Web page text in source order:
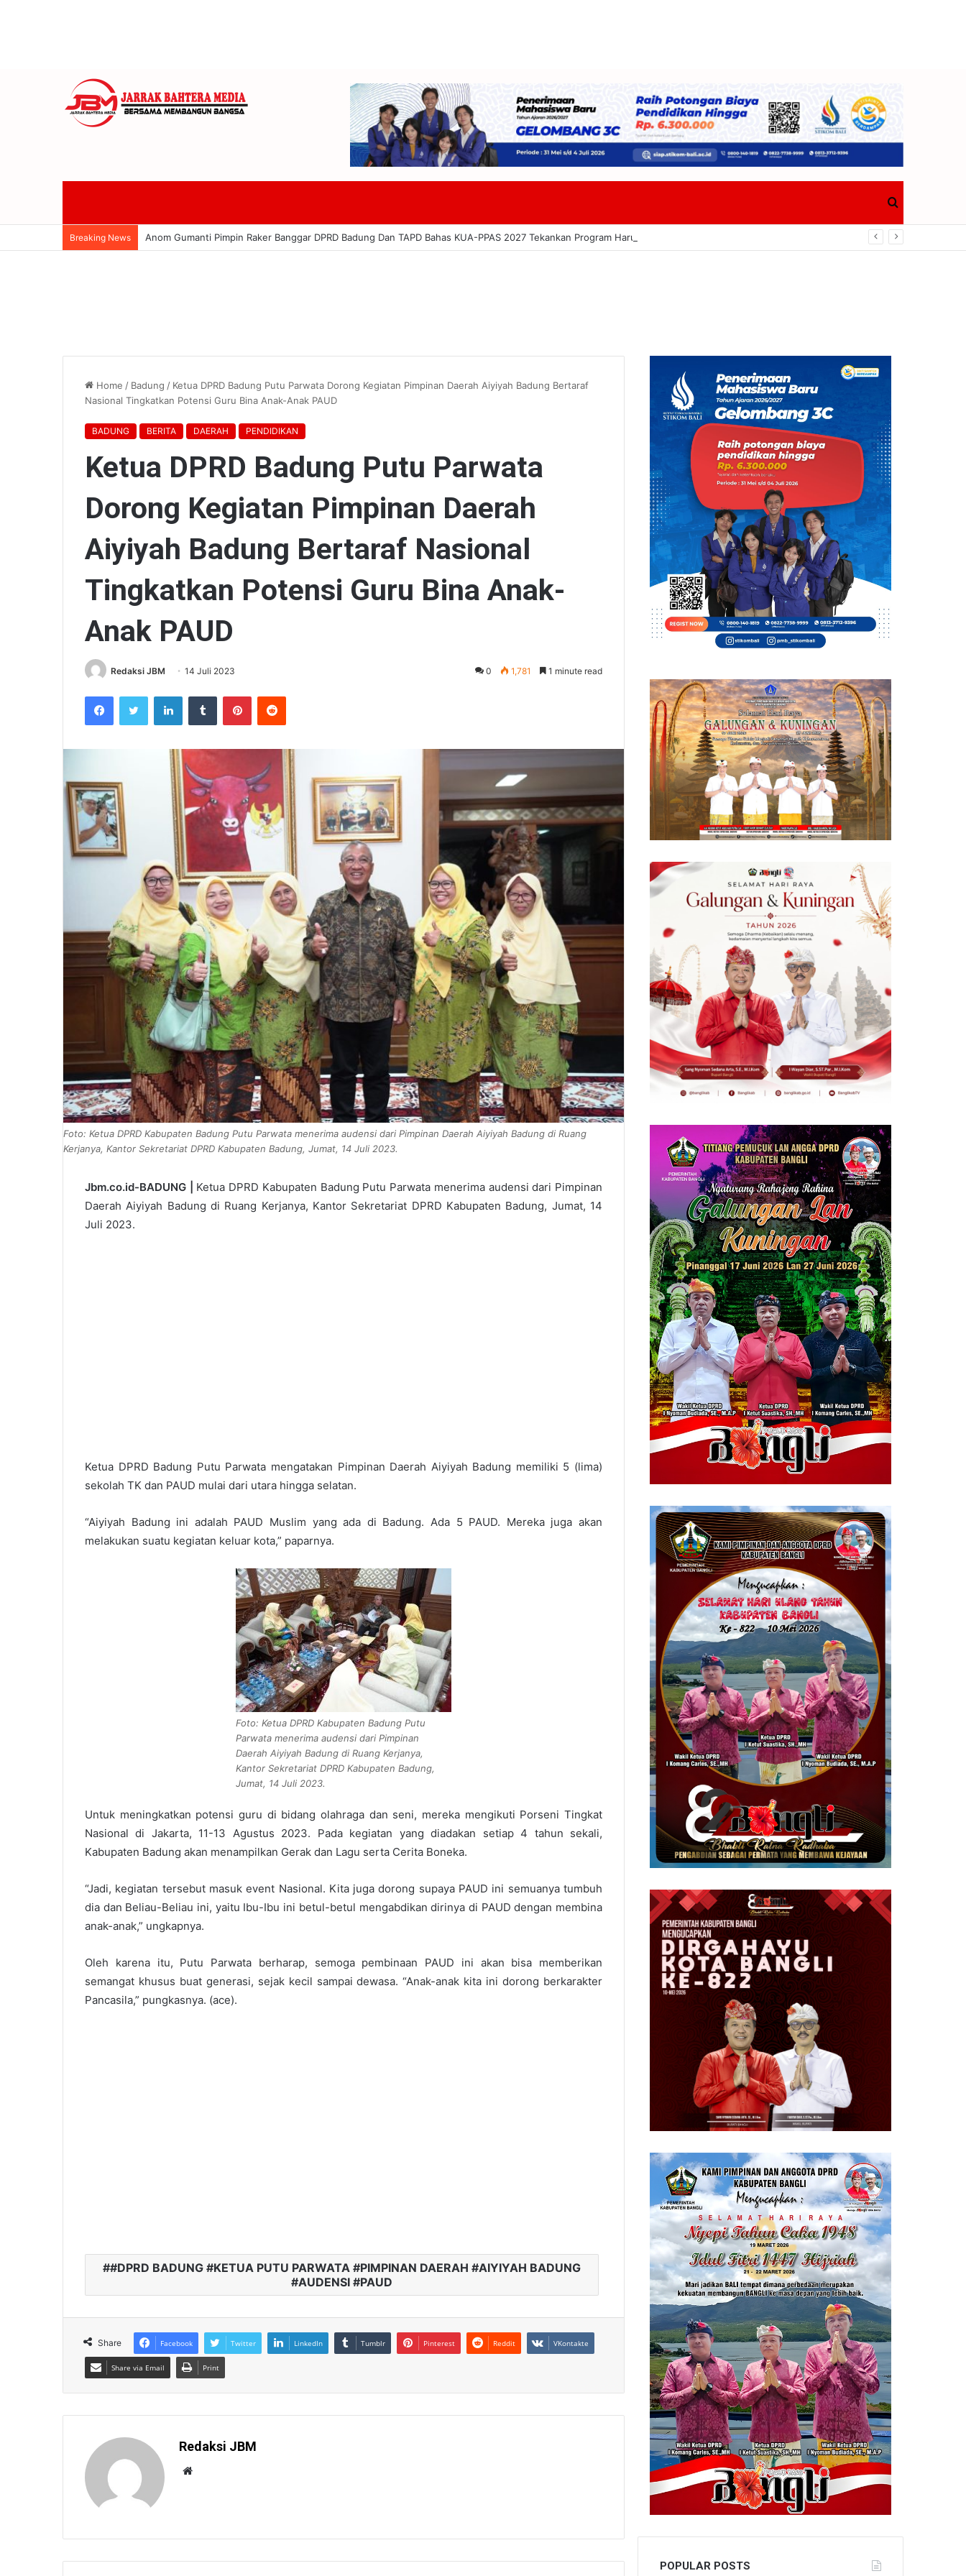
for
Breaking News Anom Gumanti Pimpin Raker Banggar DPRD Badung Dan TAPD Bahas KUA-PPAS 2027 Tekankan Program Harus Berdampak Nyata Bagi Masyarakat
Home / Badung / Ketua DPRD Badung Putu Parwata Dorong Kegiatan Pimpinan Daerah Aiyiyah Badung Bertaraf
Nasional Tingkatkan Potensi Guru Bina Anak-Anak PAUD
BADUNG BERITA DAERAH PENDIDIKAN
Ketua DPRD Badung Putu Parwata
Dorong Kegiatan Pimpinan Daerah
Aiyiyah Badung Bertaraf Nasional
Tingkatkan Potensi Guru Bina Anak-
Anak PAUD
Redaksi JBM 14 Juli 2023 0 1,781 1 minute read
Foto: Ketua DPRD Kabupaten Badung Putu Parwata menerima audensi dari Pimpinan Daerah Aiyiyah Badung di Ruang
Kerjanya, Kantor Sekretariat DPRD Kabupaten Badung, Jumat, 14 Juli 2023.
Jbm.co.id-BADUNG |
Ketua DPRD Kabupaten Badung Putu Parwata menerima audensi dari Pimpinan
Daerah Aiyiyah Badung di Ruang Kerjanya, Kantor Sekretariat DPRD Kabupaten Badung, Jumat, 14
Juli 2023.
Ketua DPRD Badung Putu Parwata mengatakan Pimpinan Daerah Aiyiyah Badung memiliki 5 (lima)
sekolah TK dan PAUD mulai dari utara hingga selatan.
“Aiyiyah Badung ini adalah PAUD Muslim yang ada di Badung. Ada 5 PAUD. Mereka juga akan
melakukan suatu kegiatan keluar kota,” paparnya.
Foto: Ketua DPRD Kabupaten Badung Putu
Parwata menerima audensi dari Pimpinan
Daerah Aiyiyah Badung di Ruang Kerjanya,
Kantor Sekretariat DPRD Kabupaten Badung,
Jumat, 14 Juli 2023.
Untuk meningkatkan potensi guru di bidang olahraga dan seni, mereka mengikuti Porseni Tingkat
Nasional di Jakarta, 11-13 Agustus 2023. Pada kegiatan yang diadakan setiap 4 tahun sekali,
Kabupaten Badung akan menampilkan Gerak dan Lagu serta Cerita Boneka.
“Jadi, kegiatan tersebut masuk event Nasional. Kita juga dorong supaya PAUD ini semuanya tumbuh
dia dan Beliau-Beliau ini, yaitu Ibu-Ibu ini betul-betul mengabdikan dirinya di PAUD dengan membina
anak-anak,” ungkapnya.
Oleh karena itu, Putu Parwata berharap, semoga pembinaan PAUD ini akan bisa memberikan
semangat khusus buat generasi, sejak kecil sampai dewasa. “Anak-anak kita ini dorong berkarakter
Pancasila,” pungkasnya. (ace).
#DPRD BADUNG #KETUA PUTU PARWATA #PIMPINAN DAERAH #AIYIYAH BADUNG
#AUDENSI #PAUD
Share Facebook Twitter LinkedIn Tumblr Pinterest Reddit VKontakte
Share via Email Print
Redaksi JBM
i
POPULAR POSTS